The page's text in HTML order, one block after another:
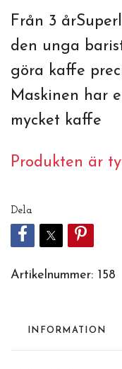
Från 3
den unga
göra kaffe
Maskinen har
mycket kaffe
Produkten är
Dela
Artikelnummer: 158
INFORMATION